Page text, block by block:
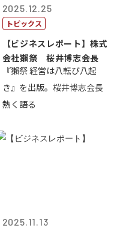
2025.12.25
トピックス
【ビジネスレポート】株式
会社獺祭 桜井博志会長
『獺祭 経営は八転び八起
き』を出版。桜井博志会長
熱く語る
2025.11.13